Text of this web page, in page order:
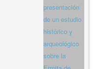
presentación
de un estudio
histórico y
arqueológico
sobre la